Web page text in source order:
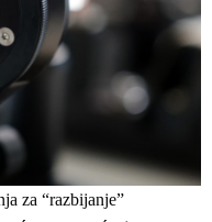
za “razbijanje”